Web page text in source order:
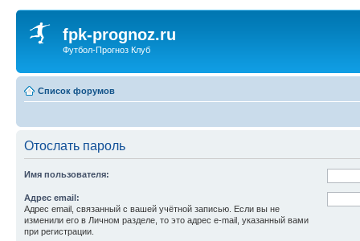
fpk-prognoz.ru
Футбол-Прогноз Клуб
Список форумов
Отослать пароль
Имя пользователя:
Адрес email:
Адрес email, связанный с вашей учётной записью. Если вы не
изменили его в Личном разделе, то это адрес e-mail, указанный вами
при регистрации.